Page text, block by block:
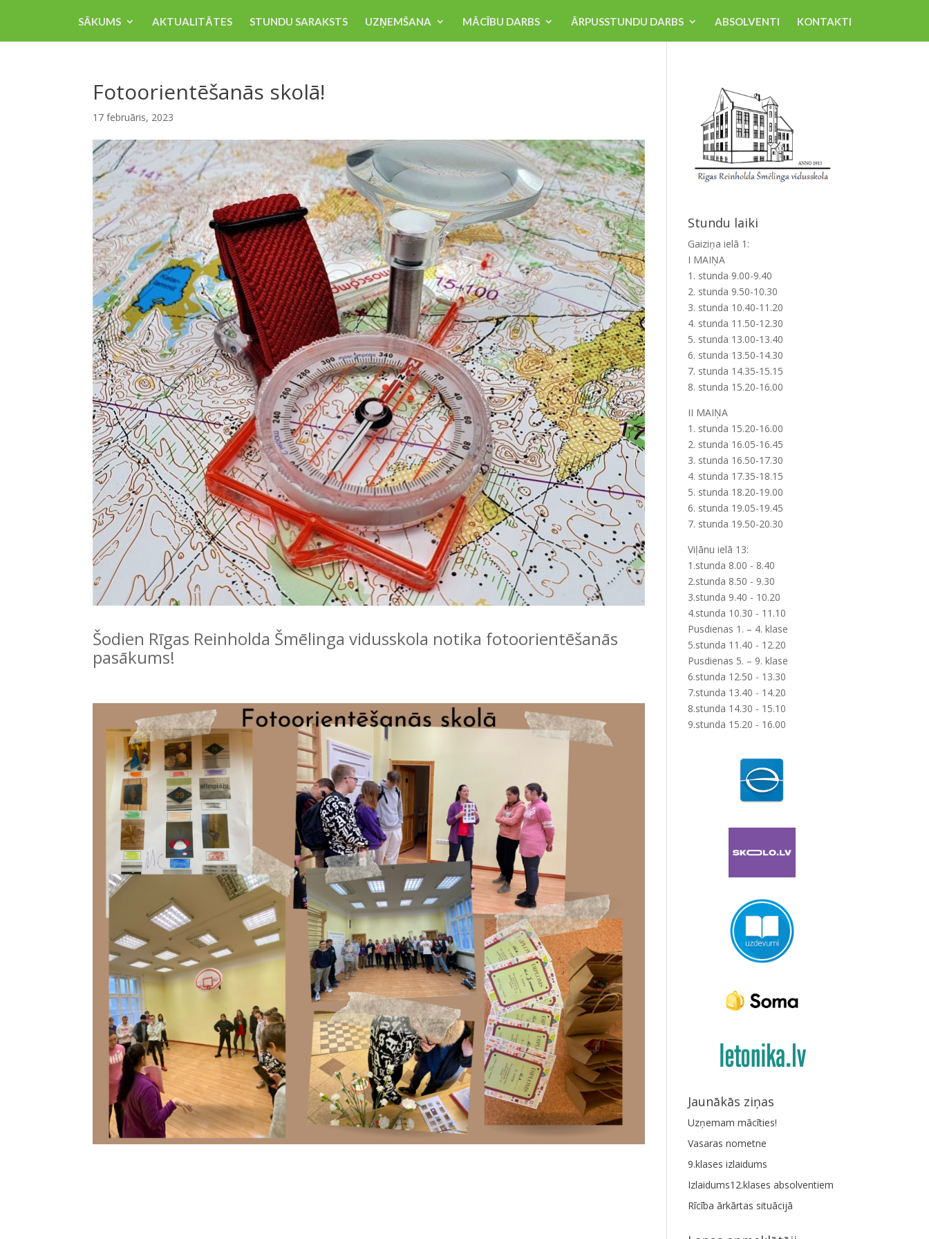
SĀKUMS AKTUALITĀTES STUNDU SARAKSTS UZŅEMŠANA MĀCĪBU DARBS ĀRPUSSTUNDU DARBS ABSOLVENTI KONTAKTI
Fotoorientēšanās skolā!
17 februāris, 2023
Šodien Rīgas Reinholda Šmēlinga vidusskola notika fotoorientēšanās
pasākums!
Stundu laiki
Gaiziņa ielā 1:
I MAIŅA
1. stunda 9.00-9.40
2. stunda 9.50-10.30
3. stunda 10.40-11.20
4. stunda 11.50-12.30
5. stunda 13.00-13.40
6. stunda 13.50-14.30
7. stunda 14.35-15.15
8. stunda 15.20-16.00
II MAIŅA
1. stunda 15.20-16.00
2. stunda 16.05-16.45
3. stunda 16.50-17.30
4. stunda 17.35-18.15
5. stunda 18.20-19.00
6. stunda 19.05-19.45
7. stunda 19.50-20.30
Viļānu ielā 13:
1.stunda 8.00 - 8.40
2.stunda 8.50 - 9.30
3.stunda 9.40 - 10.20
4.stunda 10.30 - 11.10
Pusdienas 1. – 4. klase
5.stunda 11.40 - 12.20
Pusdienas 5. – 9. klase
6.stunda 12.50 - 13.30
7.stunda 13.40 - 14.20
8.stunda 14.30 - 15.10
9.stunda 15.20 - 16.00
Jaunākās ziņas
Uzņemam mācīties!
Vasaras nometne
9.klases izlaidums
Izlaidums12.klases absolventiem
Rīcība ārkārtas situācijā